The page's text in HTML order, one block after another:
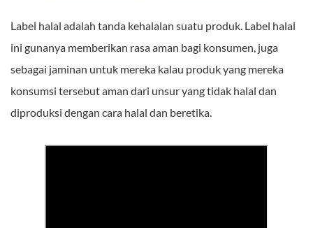
Label halal adalah tanda kehalalan suatu produk. Label halal
ini gunanya memberikan rasa aman bagi konsumen, juga
sebagai jaminan untuk mereka kalau produk yang mereka
konsumsi tersebut aman dari unsur yang tidak halal dan
diproduksi dengan cara halal dan beretika.